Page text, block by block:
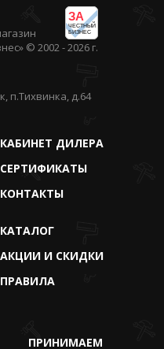
ЗА
ЧЕСТНЫЙ
БИЗНЕС
© 2002 - 2026 г.
п.Тихвинка, д.64
КАБИНЕТ ДИЛЕРА
СЕРТИФИКАТЫ
КОНТАКТЫ
КАТАЛОГ
АКЦИИ И СКИДКИ
ПРАВИЛА
ПРИНИМАЕМ